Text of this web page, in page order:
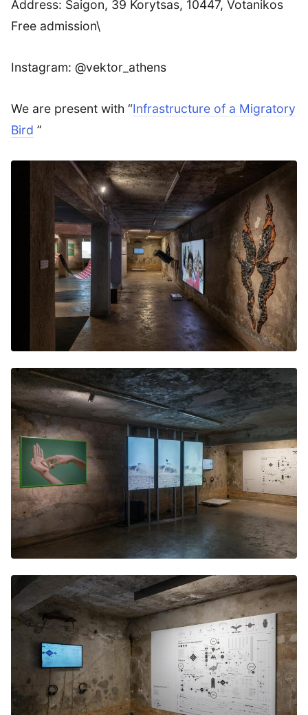
Address: Saigon, 39 Korytsas, 10447, Votanikos
Free admission\
Instagram: @vektor_athens
We are present with “Infrastructure of a Migratory
Bird ”